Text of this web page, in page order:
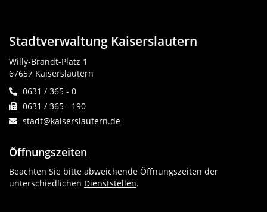
Stadtverwaltung Kaiserslautern
Willy-Brandt-Platz 1
67657 Kaiserslautern
0631 / 365 - 0
0631 / 365 - 190
stadt@kaiserslautern.de
Öffnungszeiten
Beachten Sie bitte abweichende Öffnungszeiten der
unterschiedlichen Dienststellen.